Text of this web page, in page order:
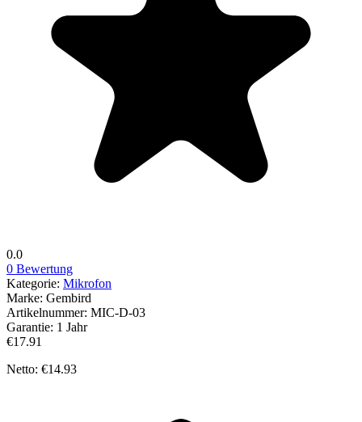
0.0
0 Bewertung
Kategorie: Mikrofon
Marke: Gembird
Artikelnummer: MIC-D-03
Garantie: 1 Jahr
€17.91
Netto: €14.93